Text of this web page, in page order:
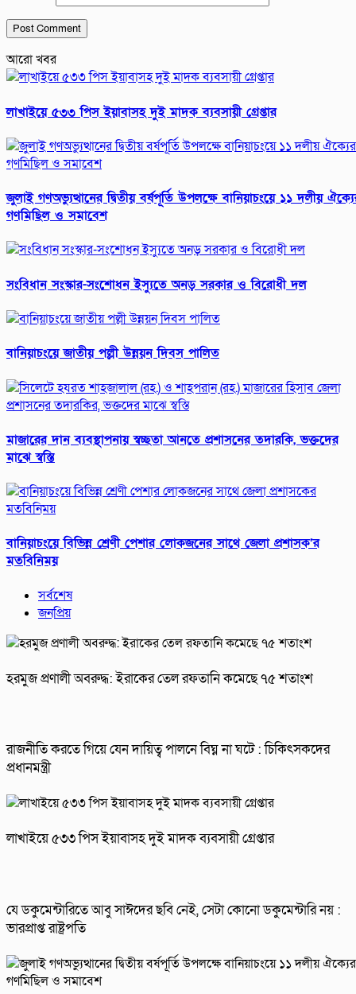
আরো খবর
লাখাইয়ে ৫৩৩ পিস ইয়াবাসহ দুই মাদক ব্যবসায়ী গ্রেপ্তার
জুলাই গণঅভ্যুত্থানের দ্বিতীয় বর্ষপূর্তি উপলক্ষে বানিয়াচংয়ে ১১ দলীয়
গণমিছিল ও সমাবেশ
সংবিধান সংস্কার-সংশোধন ইস্যুতে অনড় সরকার ও বিরোধী দল
বানিয়াচংয়ে জাতীয় পল্লী উন্নয়ন দিবস পালিত
মাজারের দান ব্যবস্থাপনায় স্বচ্ছতা আনতে প্রশাসনের তদারকি, ভক্তদের
মাঝে স্বস্তি
বানিয়াচংয়ে বিভিন্ন শ্রেণী পেশার লোকজনের সাথে জেলা প্রশাসক’র
মতবিনিময়
সর্বশেষ
জনপ্রিয়
হরমুজ প্রণালী অবরুদ্ধ: ইরাকের তেল রফতানি কমেছে ৭৫ শতাংশ
রাজনীতি করতে গিয়ে যেন দায়িত্ব পালনে বিঘ্ন না ঘটে : চিকিৎসকদের
প্রধানমন্ত্রী
লাখাইয়ে ৫৩৩ পিস ইয়াবাসহ দুই মাদক ব্যবসায়ী গ্রেপ্তার
যে ডকুমেন্টারিতে আবু সাঈদের ছবি নেই, সেটা কোনো ডকুমেন্টারি নয় :
ভারপ্রাপ্ত রাষ্ট্রপতি